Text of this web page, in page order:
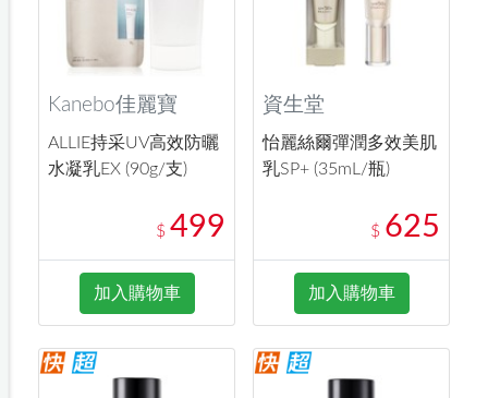
Kanebo佳麗寶
ALLIE持采UV高效防曬
水凝乳EX (90g/支)
$ 499
加入購物車
資生堂
怡麗絲爾彈潤多效美肌
乳SP+ (35mL/瓶)
$ 625
加入購物車